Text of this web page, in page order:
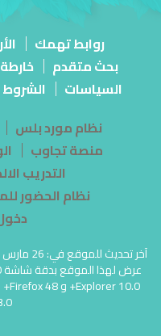
روابط تهمك
بحث متقدم
السياسات
الشروط
نظام مورد بلس
منصة تجاوب
التدريب
نظام الحضور